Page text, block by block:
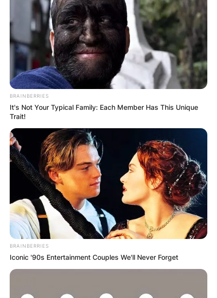
Барај
КАТЕГОРИИ
Пронајдете го тоа што ве интересира
најмногу
BRAINBERRIES
It's Not Your Typical Family: Each Member Has This Unique
Trait!
BRAINBERRIES
Iconic '90s Entertainment Couples We'll Never Forget